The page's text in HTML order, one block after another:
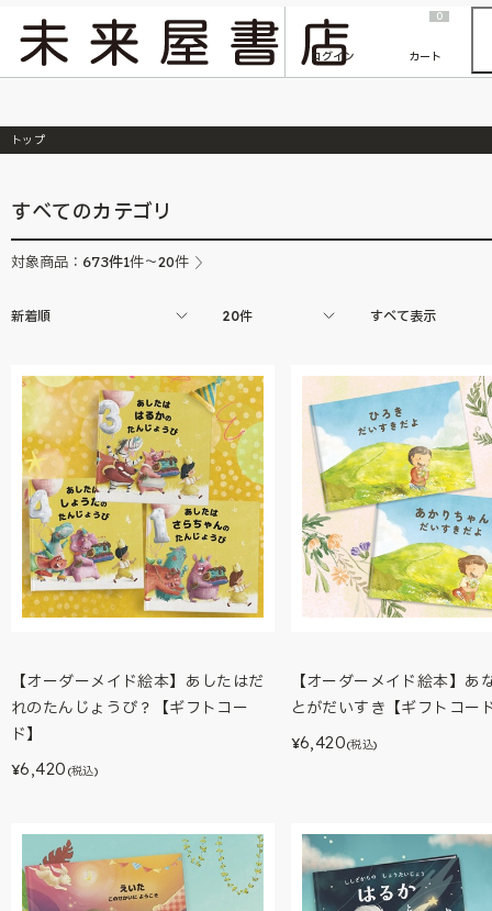
『ONE PIECE magazine 021 ONE PIECEカード付き同梱版』発売延期のご案内
ログイン
0
カート
トップ
すべてのカテゴリ
対象商品： 673件1件～20件
新着順 20件 すべて表示
【オーダーメイド絵本】あしたはだ
れのたんじょうび？【ギフトコー
ド】
¥6,420 (税込)
【オーダーメイド絵本】あ
とがだいすき【ギフトコー
¥6,420(税込)